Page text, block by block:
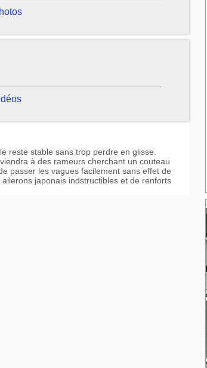
reste stable sans trop perdre en glisse.
à des rameurs cherchant un couteau
passer les vagues facilement sans effet de
japonais indstructibles et de renforts